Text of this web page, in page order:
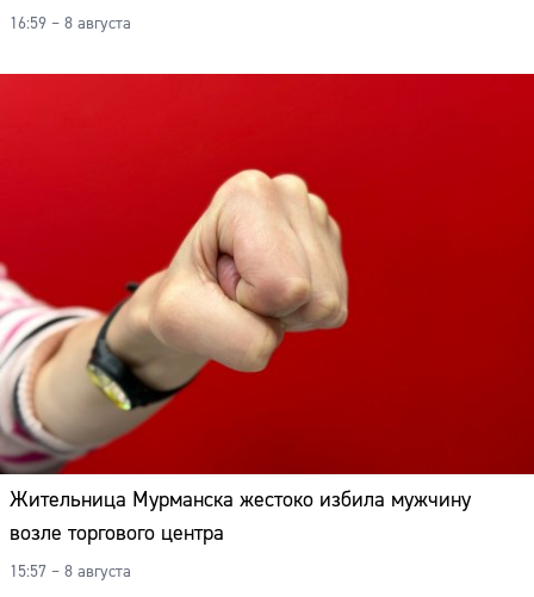
16:59 – 8 августа
Жительница Мурманска жестоко избила мужчину
возле торгового центра
15:57 – 8 августа